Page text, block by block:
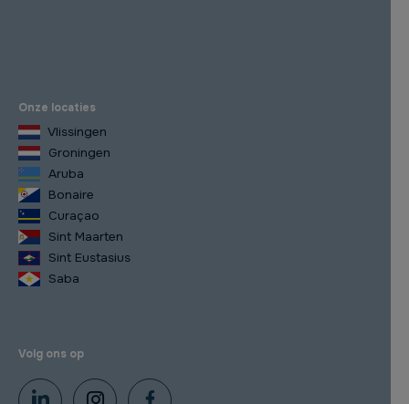
Onze locaties
Vlissingen
Groningen
Aruba
Bonaire
Curaçao
Sint Maarten
Sint Eustasius
Saba
Volg ons op